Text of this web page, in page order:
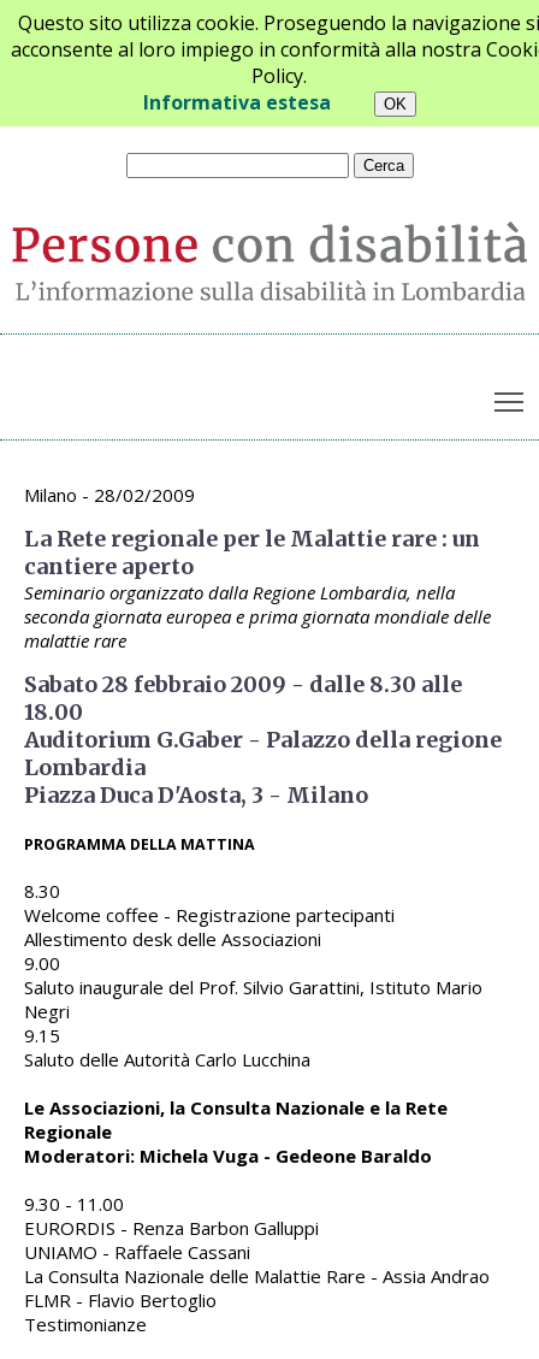
Questo sito utilizza cookie. Proseguendo la navigazione si
acconsente al loro impiego in conformità alla nostra
Policy.
Informativa estesa
Chi siamo Newsletter Contatti
Archivio appuntamenti
Milano - 28/02/2009
La Rete regionale per le Malattie rare : un
cantiere aperto
Seminario organizzato dalla Regione Lombardia, nella
seconda giornata europea e prima giornata mondiale delle
malattie rare
Sabato 28 febbraio 2009 - dalle 8.30 alle
18.00
Auditorium G.Gaber - Palazzo della regione
Lombardia
Piazza Duca D'Aosta, 3 - Milano
PROGRAMMA DELLA MATTINA
8.30
Welcome coffee - Registrazione partecipanti
Allestimento desk delle Associazioni
9.00
Saluto inaugurale del Prof. Silvio Garattini, Istituto Mario
Negri
9.15
Saluto delle Autorità Carlo Lucchina
Le Associazioni, la Consulta Nazionale e la Rete
Regionale
Moderatori: Michela Vuga - Gedeone Baraldo
9.30 - 11.00
EURORDIS - Renza Barbon Galluppi
UNIAMO - Raffaele Cassani
La Consulta Nazionale delle Malattie Rare - Assia Andrao
FLMR - Flavio Bertoglio
Testimonianze